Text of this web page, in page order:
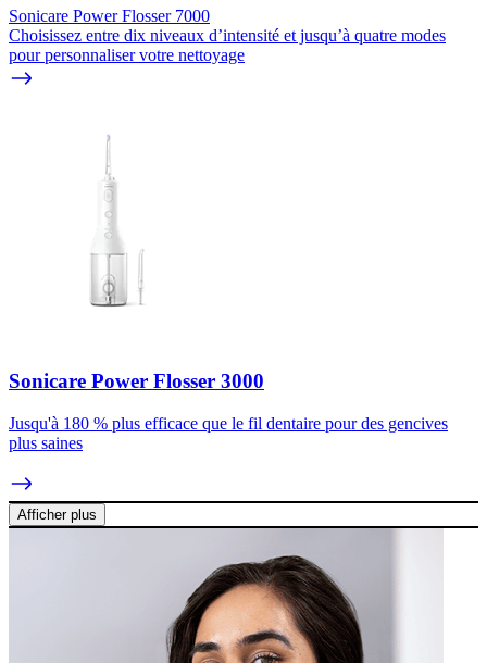
Sonicare Power Flosser 7000
Choisissez entre dix niveaux d’intensité et jusqu’à quatre modes
pour personnaliser votre nettoyage
Sonicare Power Flosser 3000
Jusqu'à 180 % plus efficace que le fil dentaire pour des gencives
plus saines
Afficher plus